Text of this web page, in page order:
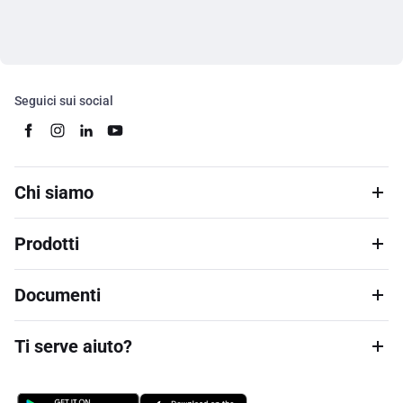
Seguici sui social
Chi siamo
Prodotti
Documenti
Ti serve aiuto?